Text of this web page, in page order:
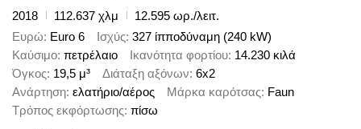
2018
112.637 χλμ
12.595 ωρ./λειτ.
Ευρώ Euro 6 Ισχύς 327 ίπποδύναμη (240 kW)
Καύσιμο πετρέλαιο Ικανότητα φορτίου 14.230 κιλά
Όγκος 19,5 μ³ Διάταξη αξόνων 6x2
Ανάρτηση ελατήριο/αέρος Μάρκα καρότσας Faun
Τρόπος εκφόρτωσης πίσω